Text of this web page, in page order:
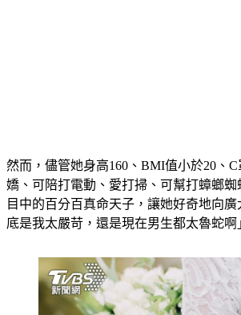
然而，儘管她身高160、BMI值小於20、
嬌、可陪打電動、愛打掃、可幫打蟑螂
目中的百分百真命天子，讓她好奇地向廣
底是我太嚴苛，還是現在男生都太魯蛇啊